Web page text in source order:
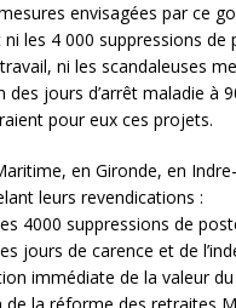
envisagées par ce
ni les 4 000 suppressions
ni les scandaleuses
des jours d’arrêt maladie à
pour eux ces projets.
en Gironde, en
leurs revendications :
4000 suppressions de
jours de carence et de
immédiate de la valeur du